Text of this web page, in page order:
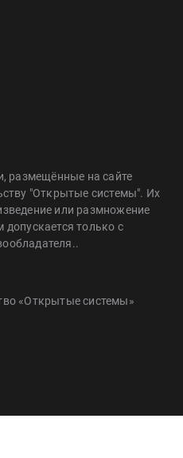
размещённые на сайте
"Открытые системы". Их
или размножение
только с
«Открытые системы»